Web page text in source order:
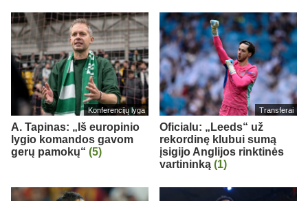
Konferencijų lyga
A. Tapinas: „Iš europinio
lygio komandos gavom
gerų pamokų“ (5)
Transferai
Oficialu: „Leeds“ už
rekordinę klubui sumą
įsigijo Anglijos rinktinės
vartininką (1)